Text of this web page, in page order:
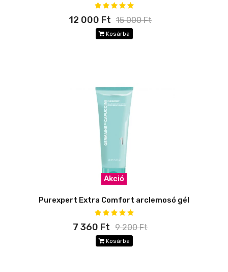
12 000 Ft 15 000 Ft
Kosárba
Akció
Purexpert Extra Comfort arclemosó gél
7 360 Ft 9 200 Ft
Kosárba